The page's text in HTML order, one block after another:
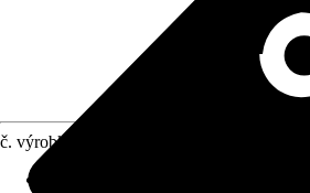
č. výrobku